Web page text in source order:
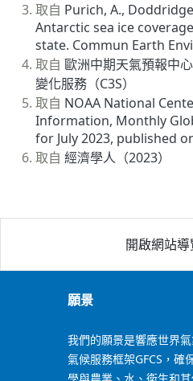
取自 Purich, A.,
Antarctic sea ice
state. Commun Earth
取自 歐洲中期天氣預報中
變化服務（C3S）
取自 NOAA National
Information, Monthly
for July 2023, published
取自 經濟學人（2023）
開啟網站導
願景
我們的願景是響應世界
氣候服務框架GFCS，確